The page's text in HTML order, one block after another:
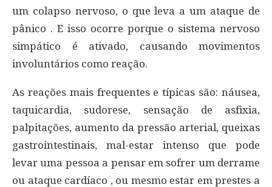
um colapso nervoso, o que leva a um ataque de
pânico . E isso ocorre porque o sistema nervoso
simpático é ativado, causando movimentos
involuntários como reação.
As reações mais frequentes e típicas são: náusea,
taquicardia, sudorese, sensação de asfixia,
palpitações, aumento da pressão arterial, queixas
gastrointestinais, mal-estar intenso que pode
levar uma pessoa a pensar em sofrer um derrame
ou ataque cardíaco , ou mesmo estar em prestes a